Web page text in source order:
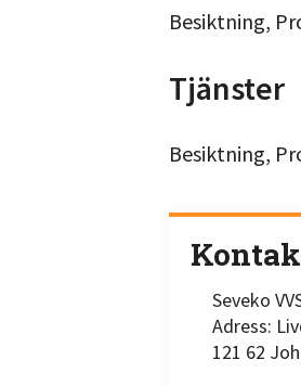
Besiktning,
Tjänster
Besiktning,
Seveko
Adress:
121 62